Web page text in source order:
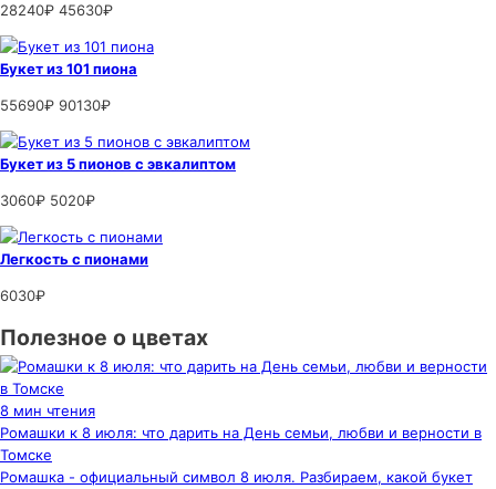
28240₽ 45630₽
Букет из 101 пиона
55690₽ 90130₽
Букет из 5 пионов с эвкалиптом
3060₽ 5020₽
Легкость с пионами
6030₽
Полезное о цветах
8 мин чтения
Ромашки к 8 июля: что дарить на День семьи, любви и верности в
Томске
Ромашка - официальный символ 8 июля. Разбираем, какой букет